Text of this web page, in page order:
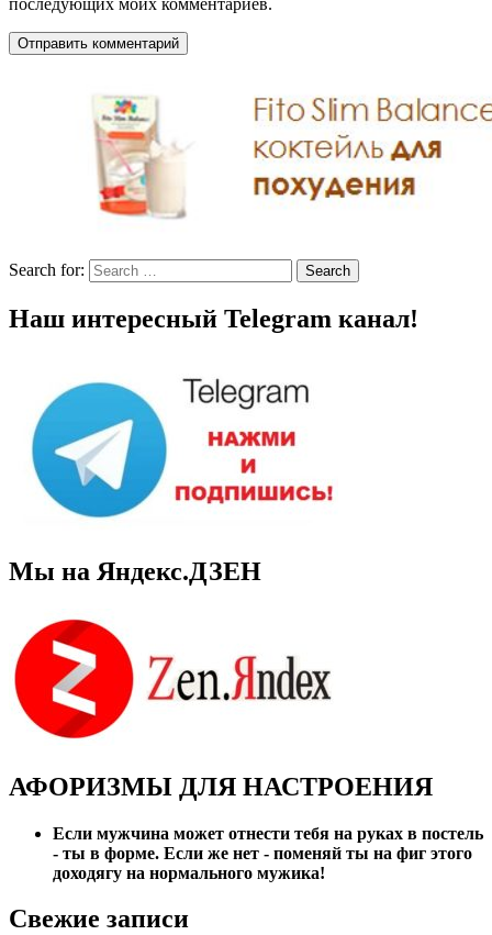
последующих моих комментариев.
Search for: Search
Наш интересный Telegram канал!
Мы на Яндекс.ДЗЕН
АФОРИЗМЫ ДЛЯ НАСТРОЕНИЯ
Если мужчина может отнести тебя на руках в постель
- ты в форме. Если же нет - поменяй ты на фиг этого
доходягу на нормального мужика!
Свежие записи